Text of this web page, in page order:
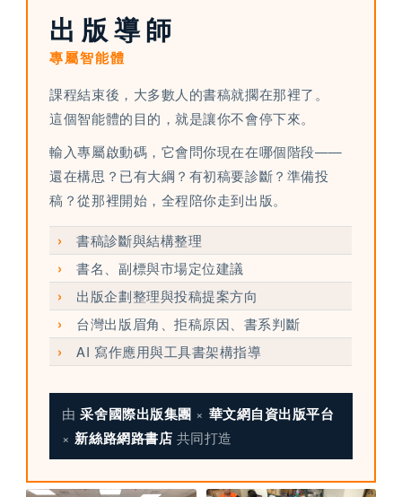
出版導師
專屬智能體
課程結束後，大多數人的書稿就擱在那裡了。
這個智能體的目的，就是讓你不會停下來。
輸入專屬啟動碼，它會問你現在在哪個階段——
還在構思？已有大綱？有初稿要診斷？準備投
稿？從那裡開始，全程陪你走到出版。
› 書稿診斷與結構整理
› 書名、副標與市場定位建議
› 出版企劃整理與投稿提案方向
› 台灣出版眉角、拒稿原因、書系判斷
› AI 寫作應用與工具書架構指導
由采舍國際出版集團 × 華文網自資出版平台
× 新絲路網路書店 共同打造